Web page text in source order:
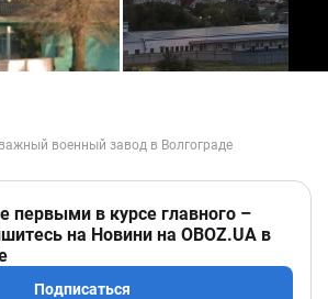
первыми в курсе главного –
на Новини на OBOZ.UA в
Подписаться